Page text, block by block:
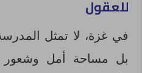
للعقول
في غزة، لا تمثل
بل مساحة أمل وشعور